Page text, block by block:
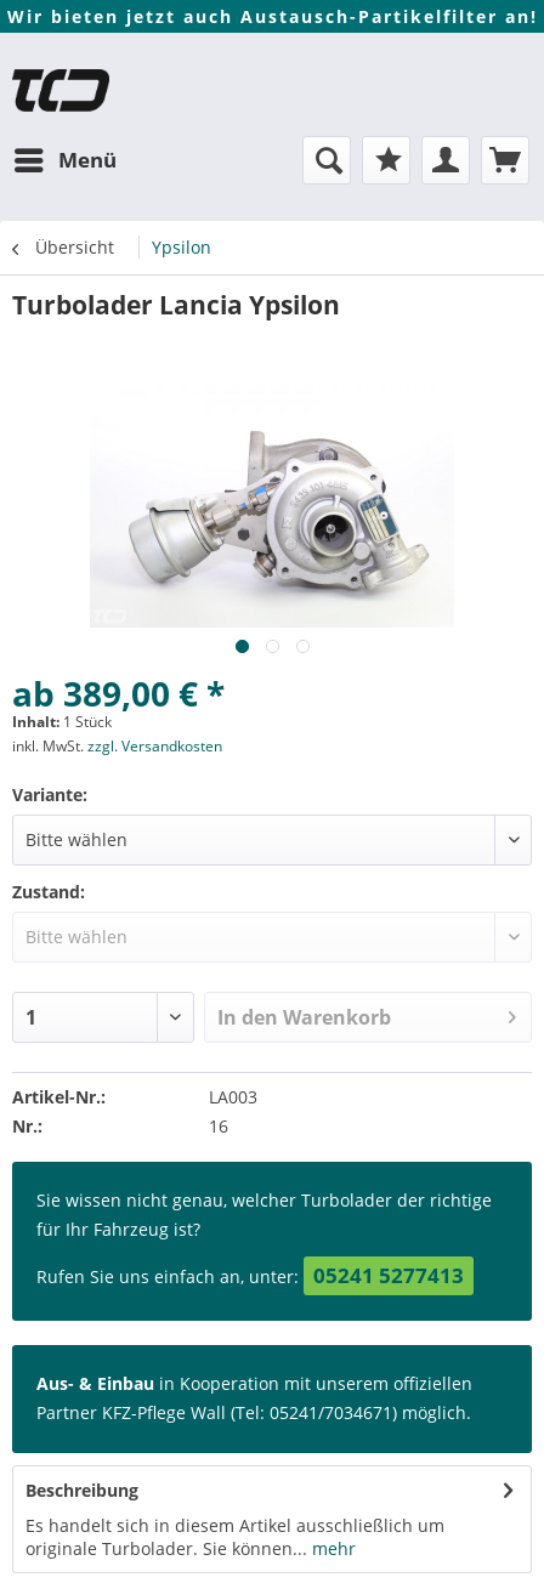
Wir bieten jetzt auch Austausch-Partikelfilter an!
Menü
Übersicht Ypsilon
Turbolader Lancia Ypsilon
ab 389,00 € *
Inhalt: 1 Stück
inkl. MwSt.zzgl. Versandkosten
Variante:
Zustand:
In den Warenkorb
Artikel-Nr.:
LA003
Nr.:
16
Sie wissen nicht genau, welcher Turbolader der richtige
für Ihr Fahrzeug ist?
Rufen Sie uns einfach an, unter: 05241 5277413
Aus- & Einbau in Kooperation mit unserem offiziellen
Partner KFZ-Pflege Wall (Tel: 05241/7034671) möglich.
Beschreibung
Es handelt sich in diesem Artikel ausschließlich um
originale Turbolader. Sie können... mehr